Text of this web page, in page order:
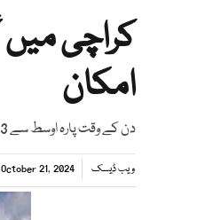
امکان
دن کے وقت پارہ اوسط سے 3 تا 4 اضافے سے 38 ڈگری تک تجاوز کر سکتا ہے
ویب ڈیسک October 21, 2024